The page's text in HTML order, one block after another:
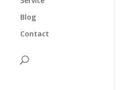
Blog
Contact